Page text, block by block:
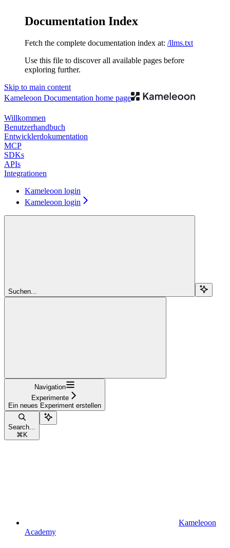
Documentation Index
Fetch the complete documentation index at: /llms.txt
Use this file to discover all available pages before
exploring further.
Skip to main content
Kameleoon Documentation home page
Willkommen
Benutzerhandbuch
Entwicklerdokumentation
MCP
SDKs
APIs
Integrationen
Kameleoon login
Kameleoon login
Suchen...
Navigation
Experimente
Ein neues Experiment erstellen
Search...
⌘ K
Kameleoon
Academy